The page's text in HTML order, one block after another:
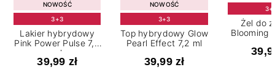
NOWOŚĆ
3+3
Lakier hybrydowy
Pink Power Pulse 7,2
ml
39,99 zł
NOWOŚĆ
3+3
Top hybrydowy Glow
Pearl Effect 7,2 ml
39,99 zł
Żel do
Blooming